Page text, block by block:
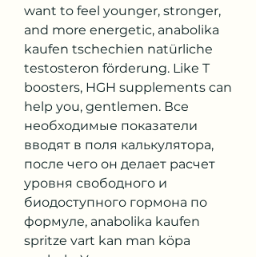
want to feel younger, stronger,
and more energetic, anabolika
kaufen tschechien natürliche
testosteron förderung. Like T
boosters, HGH supplements can
help you, gentlemen. Все
необходимые показатели
вводят в поля калькулятора,
после чего он делает расчет
уровня свободного и
биодоступного гормона по
формуле, anabolika kaufen
spritze vart kan man köpa